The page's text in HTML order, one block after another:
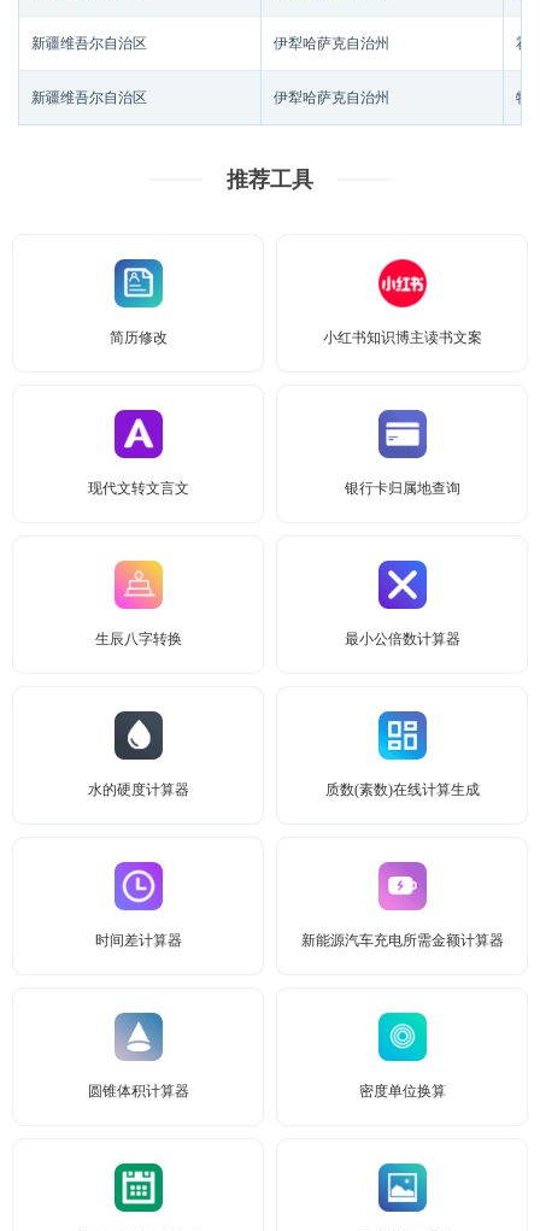
新疆维吾尔自治区 伊犁哈萨克自治州 霍
新疆维吾尔自治区 伊犁哈萨克自治州 特
推荐工具
简历修改 小红书知识博主读书文案
现代文转文言文 银行卡归属地查询
生辰八字转换 最小公倍数计算器
水的硬度计算器 质数(素数)在线计算生成
时间差计算器 新能源汽车充电所需金额计算器
圆锥体积计算器 密度单位换算